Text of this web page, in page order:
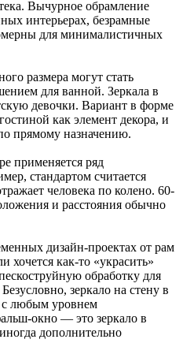
Вычурное обрамление
интерьерах, безрамные
для минималистичных
размера могут стать
для ванной. Зеркала в
девочки. Вариант в форме
как элемент декора, и
прямому назначению.
применяется ряд
стандартом считается
человека по колено. 60-
и расстояния обычно
дизайн-проектах от рам
хочется как-то «украсить»
обработку для
зеркало на стену в
с любым уровнем
окно — это зеркало в
дополнительно